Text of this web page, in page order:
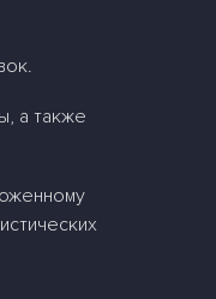
а также